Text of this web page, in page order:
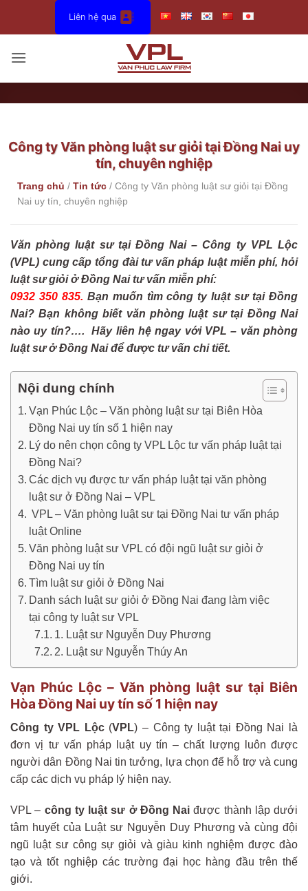
dung
Liên hệ qua
Công ty Văn phòng luật sư giỏi tại Đồng Nai uy
tín, chuyên nghiệp
Trang chủ / Tin tức / Công ty Văn phòng luật sư giỏi tại Đồng
Nai uy tín, chuyên nghiệp
Văn phòng luật sư tại Đồng Nai – Công ty VPL Lộc
(VPL) cung cấp tổng đài tư vấn pháp luật miễn phí, hỏi
luật sư giỏi ở Đồng Nai tư vấn miễn phí:
0932 350 835. Bạn muốn tìm công ty luật sư tại Đồng
Nai? Bạn không biết văn phòng luật sư tại Đồng Nai
nào uy tín?…. Hãy liên hệ ngay với VPL – văn phòng
luật sư ở Đồng Nai để được tư vấn chi tiết.
Nội dung chính
Vạn Phúc Lộc – Văn phòng luật sư tại Biên Hòa
Đồng Nai uy tín số 1 hiện nay
Lý do nên chọn công ty VPL Lộc tư vấn pháp luật tại
Đồng Nai?
Các dịch vụ được tư vấn pháp luật tại văn phòng
luật sư ở Đồng Nai – VPL
VPL – Văn phòng luật sư tại Đồng Nai tư vấn pháp
luật Online
Văn phòng luật sư VPL có đội ngũ luật sư giỏi ở
Đồng Nai uy tín
Tìm luật sư giỏi ở Đồng Nai
Danh sách luật sư giỏi ở Đồng Nai đang làm việc
tại công ty luật sư VPL
1. Luật sư Nguyễn Duy Phương
2. Luật sư Nguyễn Thúy An
Vạn Phúc Lộc – Văn phòng luật sư tại Biên
Hòa Đồng Nai uy tín số 1 hiện nay
Công ty VPL Lộc(VPL) – Công ty luật tại Đồng Nai là
đơn vị tư vấn pháp luật uy tín – chất lượng luôn được
người dân Đồng Nai tin tưởng, lựa chọn để hỗ trợ và cung
cấp các dịch vụ pháp lý hiện nay.
VPL – công ty luật sư ở Đồng Nai được thành lập dưới
tâm huyết của Luật sư Nguyễn Duy Phương và cùng đội
ngũ luật sư công sự giỏi và giàu kinh nghiệm được đào
tạo và tốt nghiệp các trường đại học hàng đầu trên thế
giới.